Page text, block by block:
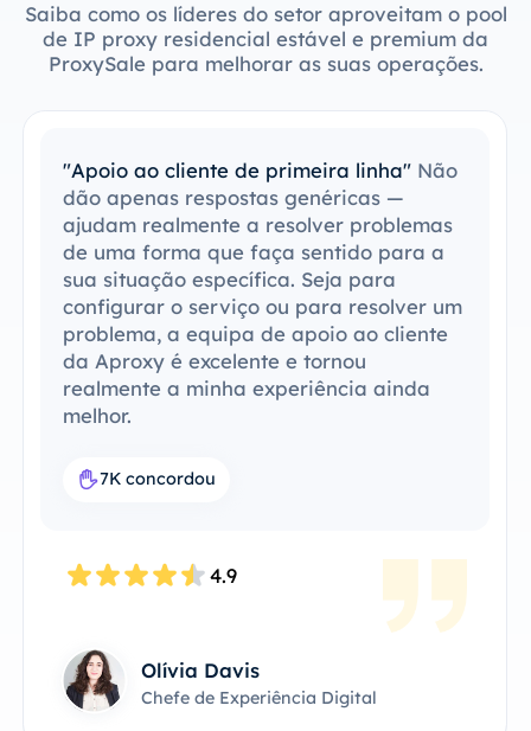
Saiba como os líderes do setor aproveitam o pool
de IP proxy residencial estável e premium da
ProxySale para melhorar as suas operações.
"Apoio ao cliente de primeira linha" Não
dão apenas respostas genéricas —
ajudam realmente a resolver problemas
de uma forma que faça sentido para a
sua situação específica. Seja para
configurar o serviço ou para resolver um
problema, a equipa de apoio ao cliente
da Aproxy é excelente e tornou
realmente a minha experiência ainda
melhor.
7K concordou
4.9
Olívia Davis
Chefe de Experiência Digital